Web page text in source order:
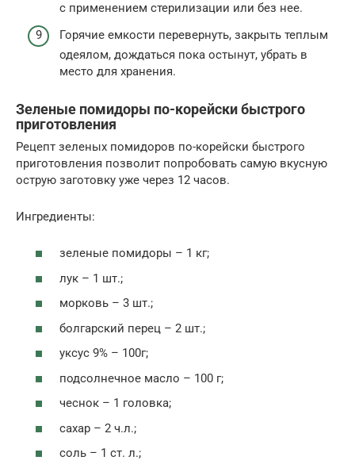
с применением стерилизации или без нее.
Горячие емкости перевернуть, закрыть теплым
одеялом, дождаться пока остынут, убрать в
место для хранения.
Зеленые помидоры по-корейски быстрого
приготовления
Рецепт зеленых помидоров по-корейски быстрого
приготовления позволит попробовать самую вкусную
острую заготовку уже через 12 часов.
Ингредиенты:
зеленые помидоры – 1 кг;
лук – 1 шт.;
морковь – 3 шт.;
болгарский перец – 2 шт.;
уксус 9% – 100г;
подсолнечное масло – 100 г;
чеснок – 1 головка;
сахар – 2 ч.л.;
соль – 1 ст. л.;